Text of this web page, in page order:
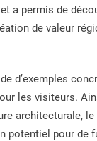
a permis de
de valeur
d’exemples
les visiteurs.
architecturale,
potentiel pour de